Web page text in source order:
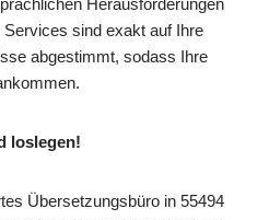
Herausforderungen
sind exakt auf Ihre
abgestimmt, sodass Ihre
loslegen!
Übersetzungsbüro in 55494